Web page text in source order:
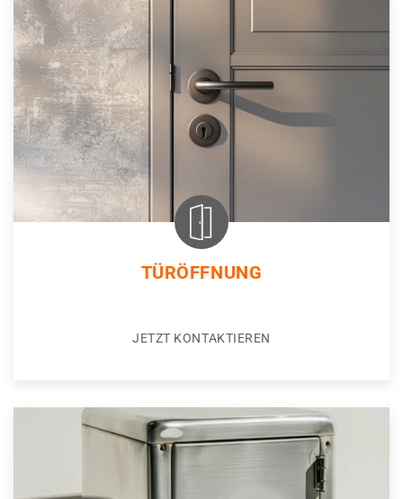
TÜRÖFFNUNG
JETZT KONTAKTIEREN